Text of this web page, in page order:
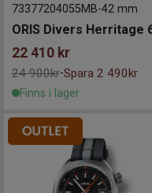
73377204055MB-42 mm
22 410 kr
24 900kr-Spara 2 490kr
Finns i lager